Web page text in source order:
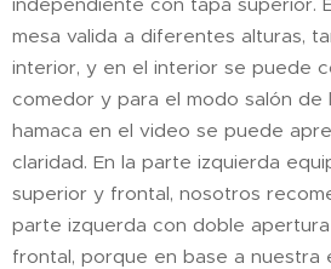
mesa valida a diferentes alturas,
interior, y en el interior se puede
comedor y para el modo salón de
hamaca en el video se puede
claridad. En la parte izquierda
superior y frontal, nosotros
parte izquerda con doble
frontal, porque en base a nuestra